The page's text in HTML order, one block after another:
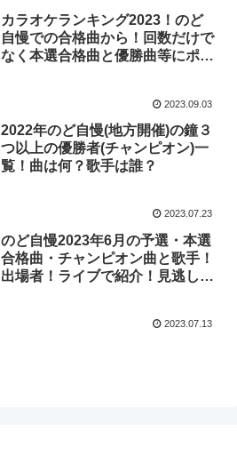
カラオケランキング2023！のど
自慢での合格曲から！回数だけで
なく本選合格曲と優勝曲等にポイ
2023.09.03
2022年のど自慢(地方開催)の鐘３
つ以上の優勝者(チャンピオン)一
覧！曲は何？歌手は誰？
2023.07.23
のど自慢2023年6月の予選・本選
合格曲・チャンピオン曲と歌手！
出場者！ライブで紹介！見逃し！
2023.07.13